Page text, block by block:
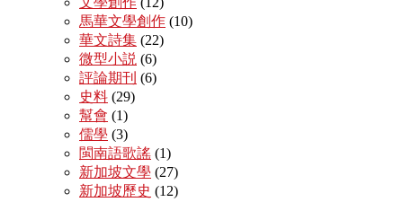
馬華文學創作 (10)
華文詩集 (22)
微型小説 (6)
評論期刊 (6)
史料 (29)
幫會 (1)
儒學 (3)
閩南語歌謠 (1)
新加坡文學 (27)
新加坡歷史 (12)